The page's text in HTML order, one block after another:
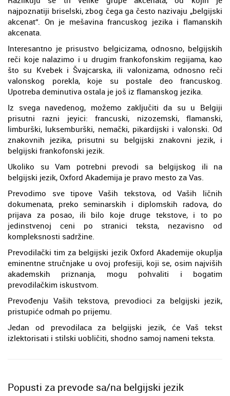
najpoznatiji briselski, zbog čega ga često nazivaju „belgijski
akcenat“. On je mešavina francuskog jezika i flamanskih
akcenata.
Interesantno je prisustvo belgicizama, odnosno, belgijskih
reči koje nalazimo i u drugim frankofonskim regijama, kao
što su Kvebek i Švajcarska, ili valonizama, odnosno reči
valonskog porekla, koje su postale deo francuskog.
Upotreba deminutiva ostala je još iz flamanskog jezika.
Iz svega navedenog, možemo zaključiti da su u Belgiji
prisutni razni jeyici: francuski, nizozemski, flamanski,
limburški, luksemburški, nemački, pikardijski i valonski. Od
znakovnih jezika, prisutni su belgijski znakovni jezik, i
belgijski frankofonski jezik.
Ukoliko su Vam potrebni prevodi sa belgijskog ili na
belgijski jezik, Oxford Akademija je pravo mesto za Vas.
Prevodimo sve tipove Vaših tekstova, od Vaših ličnih
dokumenata, preko seminarskih i diplomskih radova, do
prijava za posao, ili bilo koje druge tekstove, i to po
jedinstvenoj ceni po stranici teksta, nezavisno od
kompleksnosti sadržine.
Prevodilački tim za belgijski jezik Oxford Akademije okuplja
eminentne stručnjake u ovoj profesiji, koji se, osim najviših
akademskih priznanja, mogu pohvaliti i bogatim
prevodilačkim iskustvom.
Prevođenju Vaših tekstova, prevodioci za belgijski jezik,
pristupiće odmah po prijemu.
Jedan od prevodilaca za belgijski jezik, će Vaš tekst
izlektorisati i stilski uobličiti, shodno samoj nameni teksta.
Popusti za prevode sa/na belgijski jezik